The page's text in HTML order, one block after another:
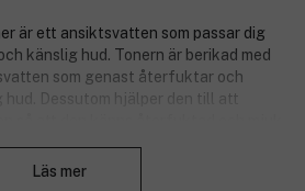
är ett ansiktsvatten som passar dig
känslig hud. Tonern är berikad med
som genast återfuktar och
hud. Dessutom hjälper den till att
på en bomullspad. Kan användas
Läs mer